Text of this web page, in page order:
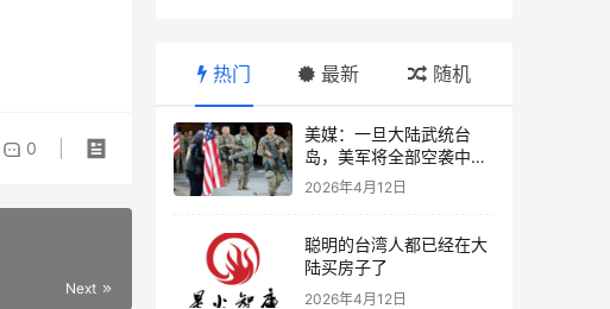
0
Next
热门 最新 随机
美媒：一旦大陆武统台
岛，美军将全部空袭中
国，解放军敢开战吗？
2026年4月12日
聪明的台湾人都已经在大
陆买房子了
2026年4月12日